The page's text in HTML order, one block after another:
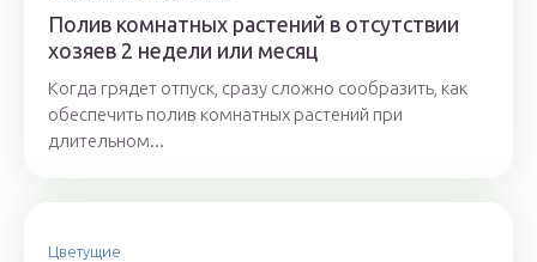
Полив комнатных растений в отсутствии
хозяев 2 недели или месяц
Когда грядет отпуск, сразу сложно сообразить, как
обеспечить полив комнатных растений при
длительном...
Цветущие